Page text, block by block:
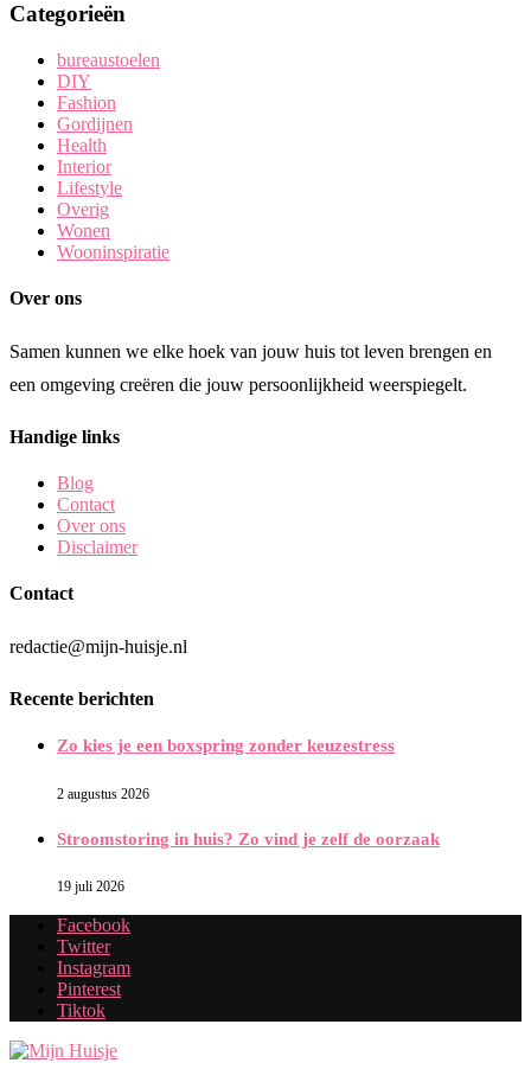
Categorieën
bureaustoelen
DIY
Fashion
Gordijnen
Health
Interior
Lifestyle
Overig
Wonen
Wooninspiratie
Over ons
Samen kunnen we elke hoek van jouw huis tot leven brengen en
een omgeving creëren die jouw persoonlijkheid weerspiegelt.
Handige links
Blog
Contact
Over ons
Disclaimer
Contact
redactie@mijn-huisje.nl
Recente berichten
Zo kies je een boxspring zonder keuzestress
2 augustus 2026
Stroomstoring in huis? Zo vind je zelf de oorzaak
19 juli 2026
Facebook
Twitter
Instagram
Pinterest
Tiktok